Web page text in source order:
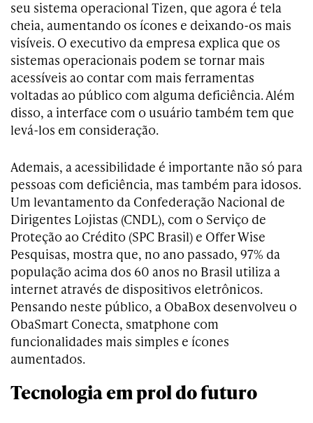
seu sistema operacional Tizen, que agora é tela
cheia, aumentando os ícones e deixando-os mais
visíveis. O executivo da empresa explica que os
sistemas operacionais podem se tornar mais
acessíveis ao contar com mais ferramentas
voltadas ao público com alguma deficiência. Além
disso, a interface com o usuário também tem que
levá-los em consideração.
Ademais, a acessibilidade é importante não só para
pessoas com deficiência, mas também para idosos.
Um levantamento da Confederação Nacional de
Dirigentes Lojistas (CNDL), com o Serviço de
Proteção ao Crédito (SPC Brasil) e Offer Wise
Pesquisas, mostra que, no ano passado, 97% da
população acima dos 60 anos no Brasil utiliza a
internet através de dispositivos eletrônicos.
Pensando neste público, a ObaBox desenvolveu o
ObaSmart Conecta, smatphone com
funcionalidades mais simples e ícones
aumentados.
Tecnologia em prol do futuro